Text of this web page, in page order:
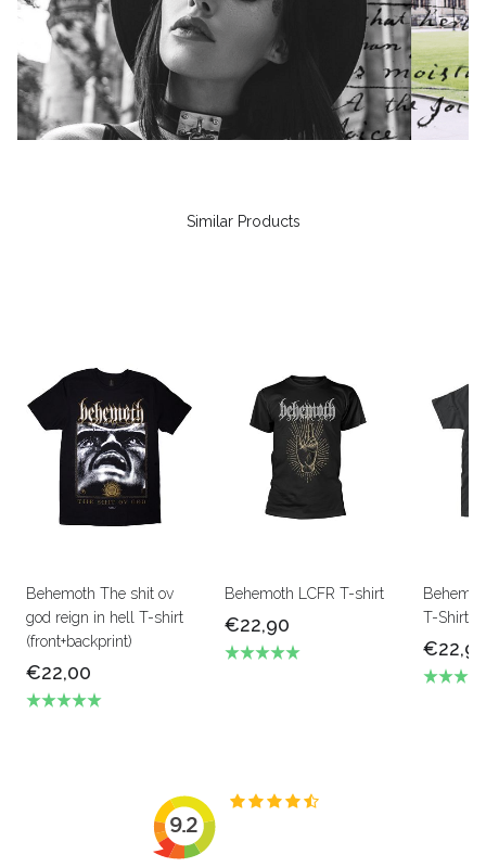
Similar Products
Behemoth The shit ov
god reign in hell T-shirt
(front+backprint)
€22,00
Behemoth LCFR T-shirt
€22,90
T-Shirt